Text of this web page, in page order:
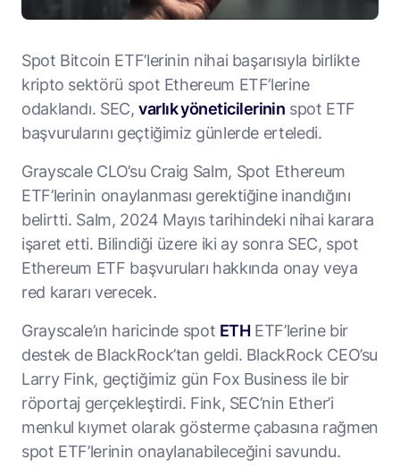
Spot Bitcoin ETF’lerinin nihai başarısıyla birlikte
kripto sektörü spot Ethereum ETF’lerine
odaklandı. SEC,varlık yöneticilerinin spot ETF
başvurularını geçtiğimiz günlerde erteledi.
Grayscale CLO’su Craig Salm, Spot Ethereum
ETF’lerinin onaylanması gerektiğine inandığını
belirtti. Salm, 2024 Mayıs tarihindeki nihai karara
işaret etti. Bilindiği üzere iki ay sonra SEC, spot
Ethereum ETF başvuruları hakkında onay veya
red kararı verecek.
Grayscale’ın haricinde spot ETHETF’lerine bir
destek de BlackRock’tan geldi. BlackRock CEO’su
Larry Fink, geçtiğimiz gün Fox Business ile bir
röportaj gerçekleştirdi. Fink, SEC’nin Ether’i
menkul kıymet olarak gösterme çabasına rağmen
spot ETF’lerinin onaylanabileceğini savundu.